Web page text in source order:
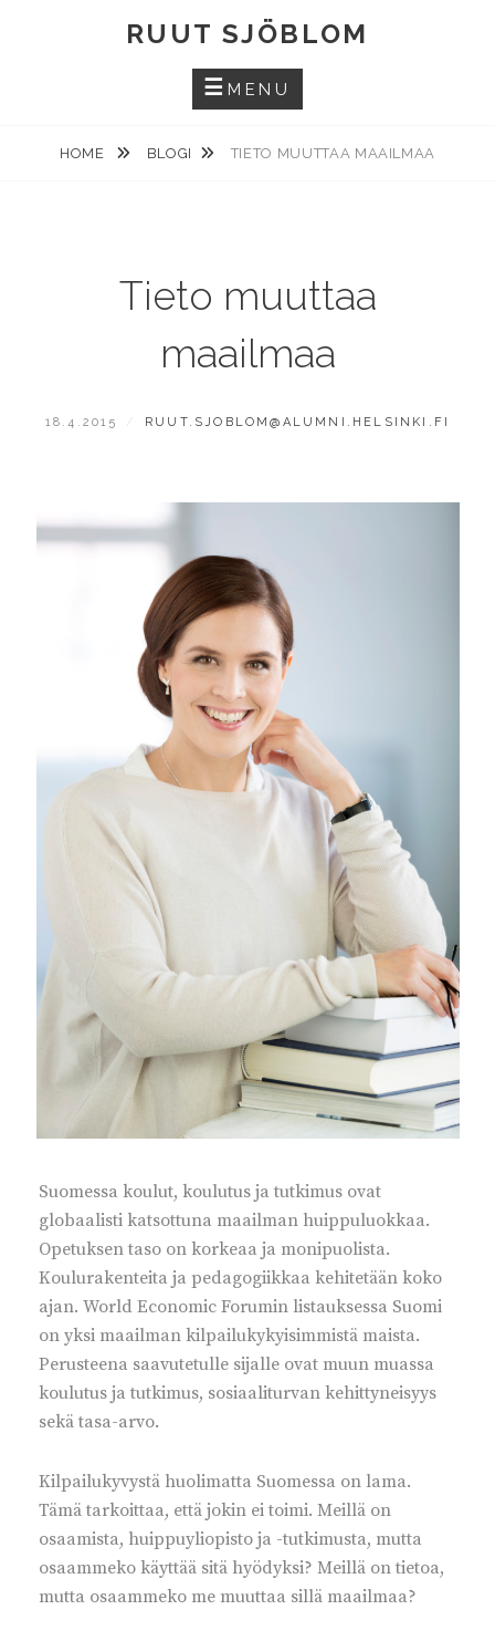
RUUT SJÖBLOM
MENU
HOME BLOGI TIETO MUUTTAA MAAILMAA
Tieto muuttaa
maailmaa
POSTED
18.4.2015 BY
RUUT.SJOBLOM@ALUMNI.HELSINKI.FI
Suomessa koulut, koulutus ja tutkimus ovat
globaalisti katsottuna maailman huippuluokkaa.
Opetuksen taso on korkeaa ja monipuolista.
Koulurakenteita ja pedagogiikkaa kehitetään koko
ajan. World Economic Forumin listauksessa Suomi
on yksi maailman kilpailukykyisimmistä maista.
Perusteena saavutetulle sijalle ovat muun muassa
koulutus ja tutkimus, sosiaaliturvan kehittyneisyys
sekä tasa-arvo.
Kilpailukyvystä huolimatta Suomessa on lama.
Tämä tarkoittaa, että jokin ei toimi. Meillä on
osaamista, huippuyliopisto ja -tutkimusta, mutta
osaammeko käyttää sitä hyödyksi? Meillä on tietoa,
mutta osaammeko me muuttaa sillä maailmaa?